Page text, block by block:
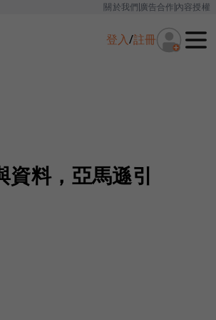
關於我們廣告合作內容授權
登入/註冊
料，亞馬遜引